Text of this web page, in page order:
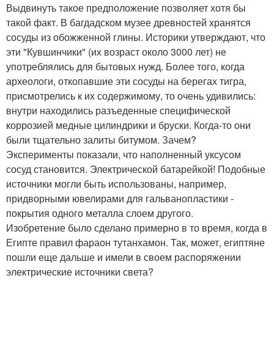
Выдвинуть такое предположение позволяет хотя бы
такой факт. В багдадском музее древностей хранятся
сосуды из обожженной глины. Историки утверждают, что
эти "Кувшинчики" (их возраст около 3000 лет) не
употреблялись для бытовых нужд. Более того, когда
археологи, откопавшие эти сосуды на берегах тигра,
присмотрелись к их содержимому, то очень удивились:
внутри находились разъеденные специфической
коррозией медные цилиндрики и бруски. Когда-то они
были тщательно залиты битумом. Зачем?
Эксперименты показали, что наполненный уксусом
сосуд становится. Электрической батарейкой! Подобные
источники могли быть использованы, например,
придворными ювелирами для гальванопластики -
покрытия одного металла слоем другого.
Изобретение было сделано примерно в то время, когда в
Египте правил фараон тутанхамон. Так, может, египтяне
пошли еще дальше и имели в своем распоряжении
электрические источники света?